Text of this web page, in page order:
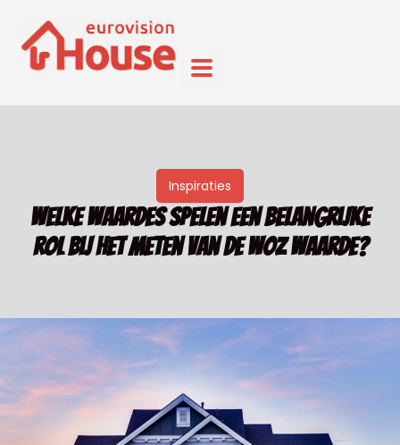
Inspiraties
Welke waardes spelen een belangrijke
rol bij het meten van de WOZ waarde?